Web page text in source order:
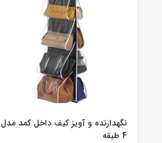
نگهدارنده و آویز کیف داخل کمد مدل
4 طبقه